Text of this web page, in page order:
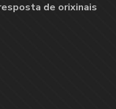
de orixinais